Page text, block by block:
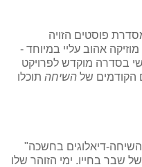
פוסטים הזויה
אהוב עליי במיוחד -
בסדרה מוקדש לפרויקט
הקודמים של השיחה תוכלו
דיאלוגים בחשכה"
שבר בחייו. ימי הזוהר שלו